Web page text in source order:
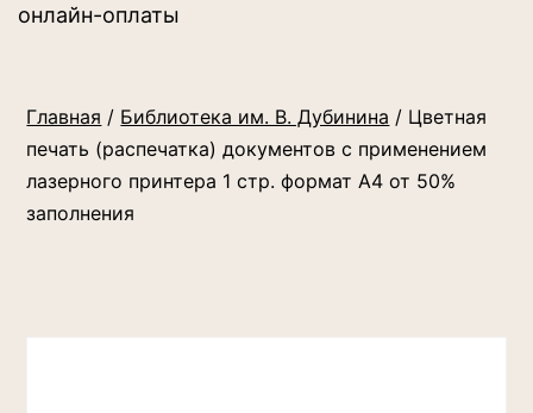
онлайн-оплаты
Главная / Библиотека им. В. Дубинина / Цветная
печать (распечатка) документов с применением
лазерного принтера 1 стр. формат А4 от 50%
заполнения